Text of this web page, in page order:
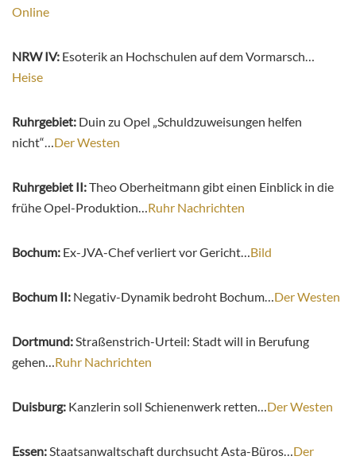
Online
NRW IV: Esoterik an Hochschulen auf dem Vormarsch…
Heise
Ruhrgebiet: Duin zu Opel „Schuldzuweisungen helfen
nicht“…Der Westen
Ruhrgebiet II:Theo Oberheitmann gibt einen Einblick in die
frühe Opel-Produktion…Ruhr Nachrichten
Bochum: Ex-JVA-Chef verliert vor Gericht…Bild
Bochum II: Negativ-Dynamik bedroht Bochum…Der Westen
Dortmund:Straßenstrich-Urteil: Stadt will in Berufung
gehen…Ruhr Nachrichten
Duisburg: Kanzlerin soll Schienenwerk retten…Der Westen
Essen:Staatsanwaltschaft durchsucht Asta-Büros…Der